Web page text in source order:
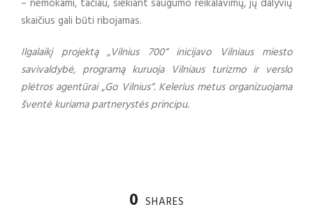
– nemokami, tačiau, siekiant saugumo reikalavimų, jų dalyvių
skaičius gali būti ribojamas.
Ilgalaikį projektą „Vilnius 700“ inicijavo Vilniaus miesto
savivaldybė, programą kuruoja Vilniaus turizmo ir verslo
plėtros agentūrai „Go Vilnius“. Kelerius metus organizuojama
šventė kuriama partnerystės principu.
0 SHARES